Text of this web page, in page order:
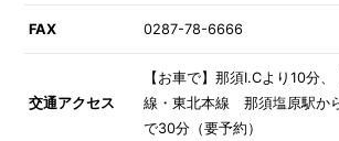
FAX 0287-78-6666
交通アクセス
【お車で】那須I.Cより10分
線・東北本線 那須塩原駅か
で30分（要予約）